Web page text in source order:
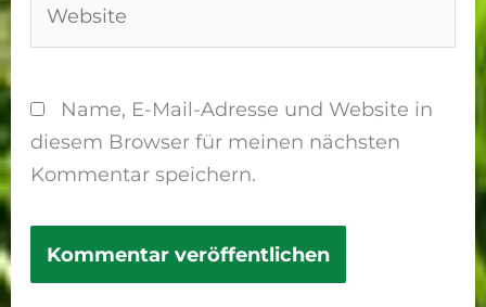
Name, E-Mail-Adresse und Website in
diesem Browser für meinen nächsten
Kommentar speichern.